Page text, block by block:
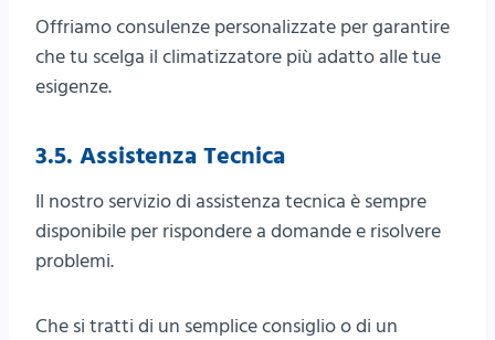
Offriamo consulenze personalizzate per garantire
che tu scelga il climatizzatore più adatto alle tue
esigenze.
3.5. Assistenza Tecnica
Il nostro servizio di assistenza tecnica è sempre
disponibile per rispondere a domande e risolvere
problemi.
Che si tratti di un semplice consiglio o di un